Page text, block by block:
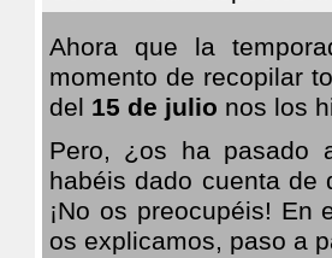
Ahora que la
momento de recopilar
del 15 de julio nos los
Pero, ¿os ha pasado
habéis dado cuenta de
¡No os preocupéis!
os explicamos, paso a